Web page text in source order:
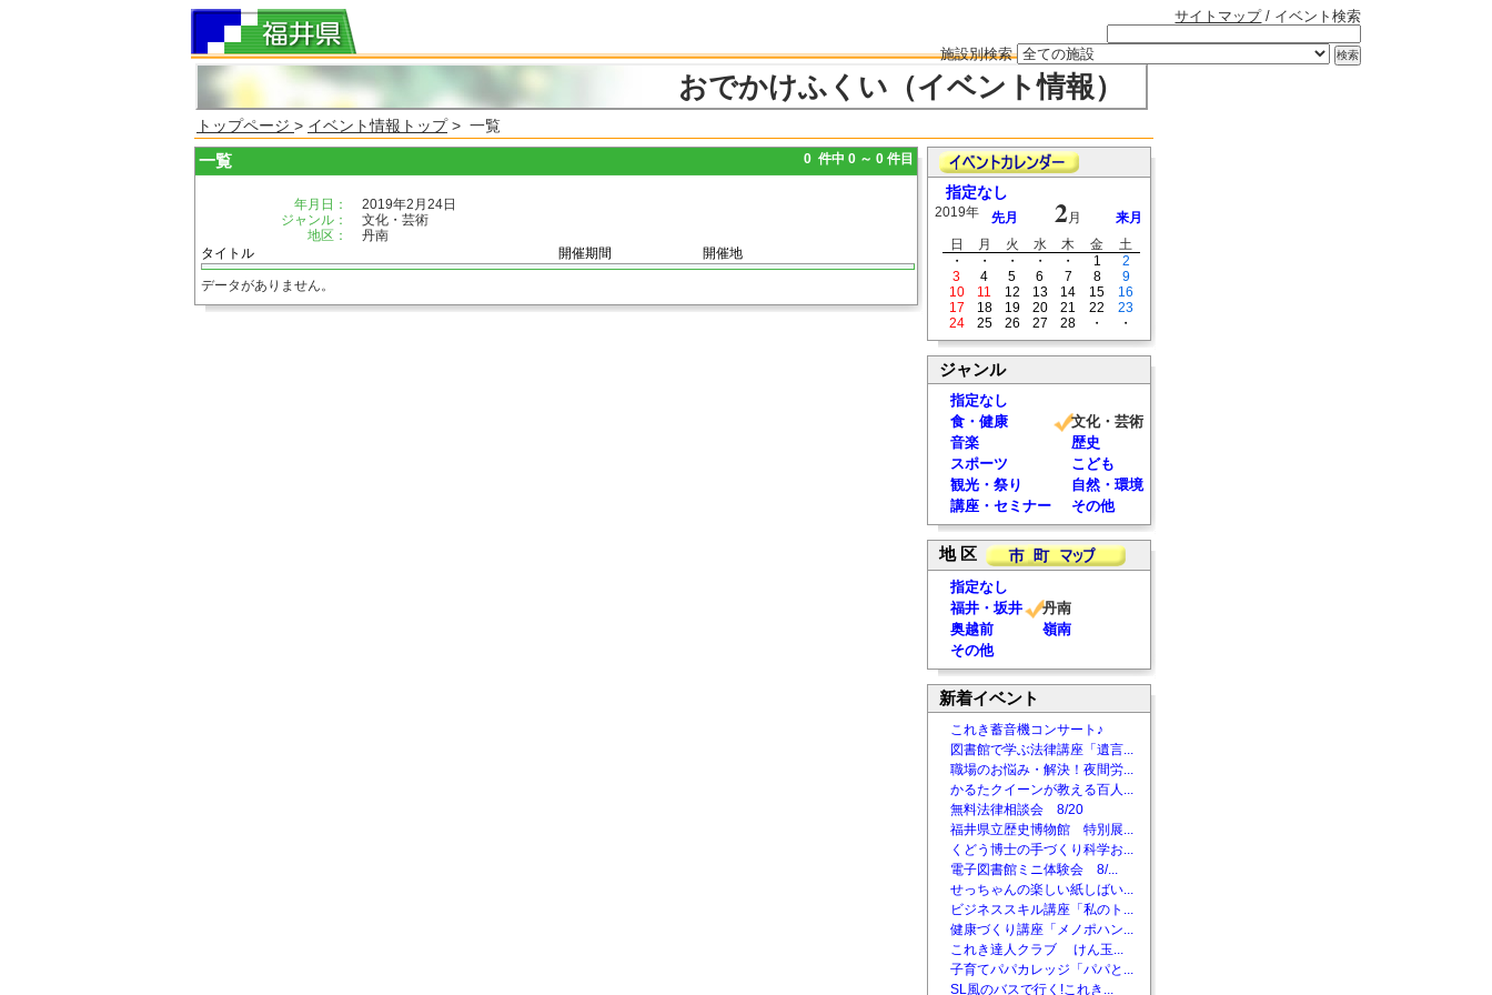
サイトマップ/ イベント検索
施設別検索
おでかけふくい（イベント情報）
トップページ > イベント情報トップ> 一覧
一覧 0 件中 0 ～ 0 件目
年月日：
2019年2月24日
ジャンル：
文化・芸術
地区：
丹南
タイトル
開催期間 開催地
データがありません。
指定なし
2019年 先月 2月
来月
日
月 火 水 木 金
土
・
・ ・ ・ ・ 1
2
3
4 5 6 7 8
9
10
11 12 13 14 15
16
17
18 19 20 21 22
23
24
25 26 27 28 ・ ・
ジャンル
指定なし
食・健康
文化・芸術
音楽
歴史
スポーツ
こども
観光・祭り
自然・環境
講座・セミナー
その他
地 区
指定なし
福井・坂井
丹南
奥越前
嶺南
その他
新着イベント
これき蓄音機コンサート♪
図書館で学ぶ法律講座「遺言...
職場のお悩み・解決！夜間労...
かるたクイーンが教える百人...
無料法律相談会 8/20
福井県立歴史博物館 特別展...
くどう博士の手づくり科学お...
電子図書館ミニ体験会 8/...
せっちゃんの楽しい紙しばい...
ビジネススキル講座「私のト...
健康づくり講座「メノポハン...
これき達人クラブ けん玉...
子育てパパカレッジ「パパと...
SL風のバスで行く!これき...